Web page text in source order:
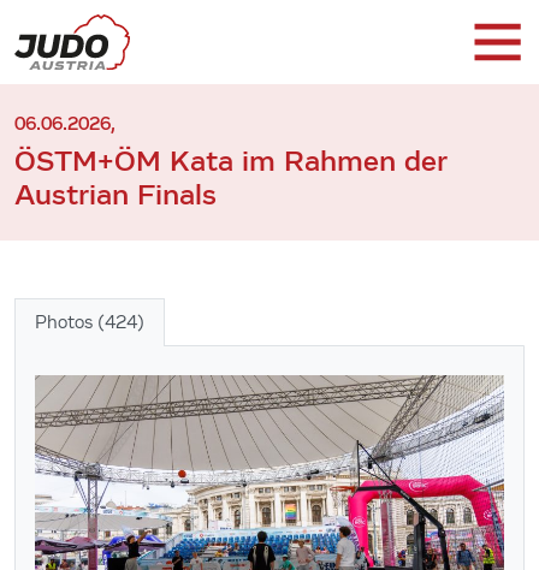
06.06.2026,
ÖSTM+ÖM Kata im Rahmen der
Austrian Finals
Photos (424)